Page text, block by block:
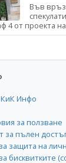
Във
4 от проекта
Инфо
за ползване
за пълен
защита на
бисквитките